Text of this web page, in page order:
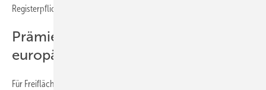
Registerpflicht eingeführt.
Prämien für Asbestsanierung und
europäische Komponenten
Für Freiflächenanlagen mit Ausnahme von Solarstromgeneratoren auf